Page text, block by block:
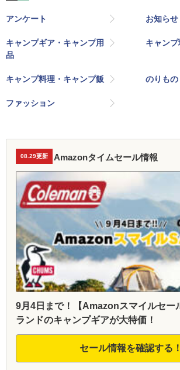
アンケート お知らせ
キャンプギア・キャンプ用
品
キャン
キャンプ料理・キャンプ飯 のりもの
ファッション
08.29更新 Amazonタイムセール情報
9月4日まで！【Amazonスマイルセー
ランドのキャンプギアが大特価！
セール情報を確認する！